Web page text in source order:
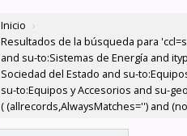
Inicio ›
Resultados de la búsqueda para
and su-to:Sistemas de Energía and
Sociedad del Estado and su-
su-to:Equipos y Accesorios and su-
( (allrecords,AlwaysMatches='') and